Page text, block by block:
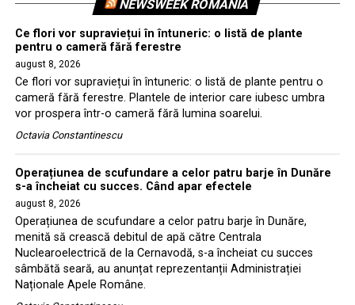
NEWSWEEK ROMANIA
Ce flori vor supraviețui în întuneric: o listă de plante
pentru o cameră fără ferestre
august 8, 2026
Ce flori vor supraviețui în întuneric: o listă de plante pentru o
cameră fără ferestre. Plantele de interior care iubesc umbra
vor prospera într-o cameră fără lumina soarelui.
Octavia Constantinescu
Operațiunea de scufundare a celor patru barje în Dunăre
s-a încheiat cu succes. Când apar efectele
august 8, 2026
Operațiunea de scufundare a celor patru barje în Dunăre,
menită să crească debitul de apă către Centrala
Nuclearoelectrică de la Cernavodă, s-a încheiat cu succes
sâmbătă seară, au anunțat reprezentanții Administrației
Naționale Apele Române.